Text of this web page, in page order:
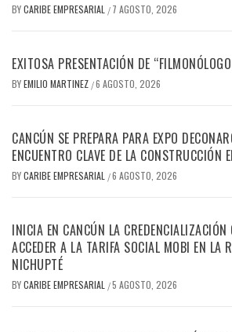
BYCARIBE EMPRESARIAL / 7 AGOSTO, 2026
EXITOSA PRESENTACIÓN DE
BYEMILIO MARTINEZ /6 AGOSTO, 2026
CANCÚN SE PREPARA PARA EXPO
ENCUENTRO CLAVE DE LA CONSTRUCCIÓN
BYCARIBE EMPRESARIAL /6 AGOSTO, 2026
INICIA EN CANCÚN LA
ACCEDER A LA TARIFA SOCIAL MOBI EN LA
NICHUPTÉ
BYCARIBE EMPRESARIAL /5 AGOSTO, 2026